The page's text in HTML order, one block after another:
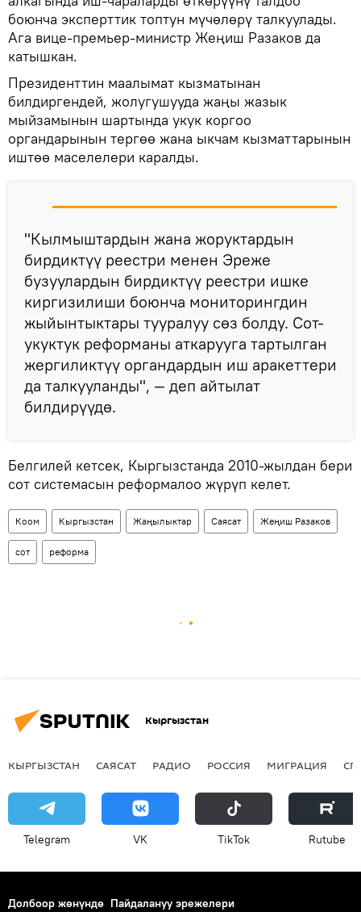
боюнча эксперттик топтун мүчөлөрү талкуулады.
Ага вице-премьер-министр Жеңиш Разаков да
катышкан.
Президенттин маалымат кызматынан
билдиргендей, жолугушууда жаңы жазык
мыйзамынын шартында укук коргоо
органдарынын тергөө жана ыкчам кызматтарынын
иштөө маселелери каралды.
"Кылмыштардын жана жоруктардын
бирдиктүү реестри менен Эреже
бузуулардын бирдиктүү реестри ишке
киргизилиши боюнча мониторингдин
жыйынтыктары тууралуу сөз болду. Сот-
укуктук реформаны аткарууга тартылган
жергиликтүү органдардын иш аракеттери
да талкууланды", — деп айтылат
билдирүүдө.
Белгилей кетсек, Кыргызстанда 2010-жылдан бери
сот системасын реформалоо жүрүп келет.
Коом Кыргызстан Жаңылыктар Саясат Жеңиш Разаков
сот реформа
Кыргызстан
КЫРГЫЗСТАН САЯСАТ РАДИО РОССИЯ МИГРАЦИЯ
Telegram VK ТikТоk Rutube
Долбоор жөнүндө Пайдалануу эрежелери